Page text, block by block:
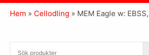
Hem » Cellodling » MEM Eagle w: